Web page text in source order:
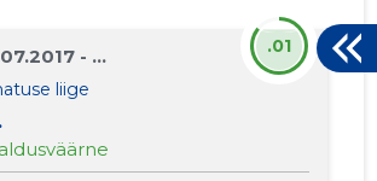
- ...
liige
.01